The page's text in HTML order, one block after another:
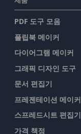
PDF 도구 모음
플립북 메이커
다이어그램 메이커
그래픽 디자인 도구
문서 편집기
프레젠테이션 메이커
스프레드시트 편집기
가격 책정